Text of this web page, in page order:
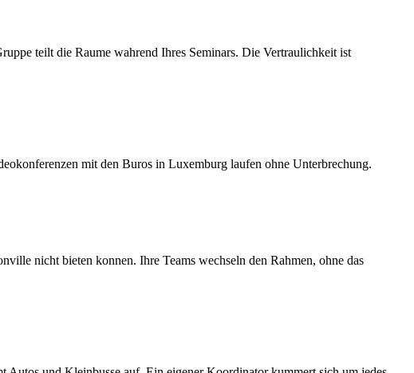
teilt die Raume wahrend Ihres Seminars. Die Vertraulichkeit ist
mit den Buros in Luxemburg laufen ohne Unterbrechung.
nicht bieten konnen. Ihre Teams wechseln den Rahmen, ohne das